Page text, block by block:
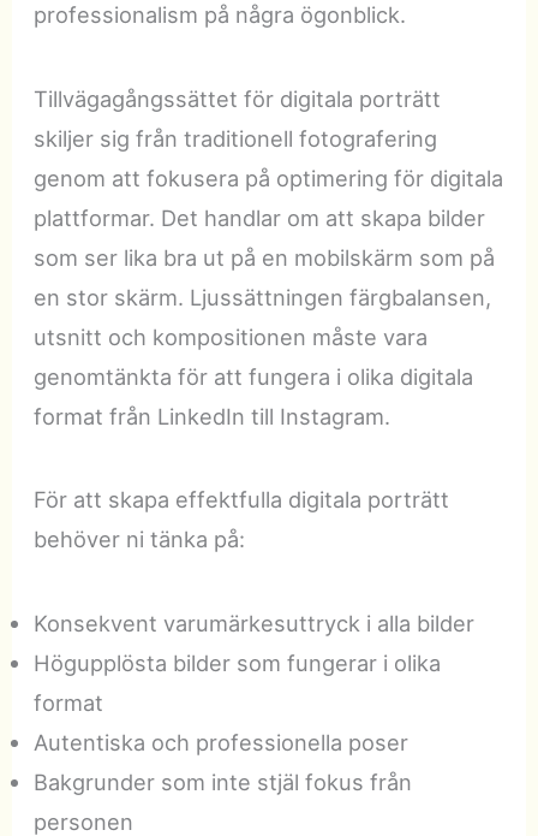
professionalism på några ögonblick.
Tillvägagångssättet för digitala porträtt
skiljer sig från traditionell fotografering
genom att fokusera på optimering för digitala
plattformar. Det handlar om att skapa bilder
som ser lika bra ut på en mobilskärm som på
en stor skärm. Ljussättningen färgbalansen,
utsnitt och kompositionen måste vara
genomtänkta för att fungera i olika digitala
format från LinkedIn till Instagram.
För att skapa effektfulla digitala porträtt
behöver ni tänka på:
Konsekvent varumärkesuttryck i alla bilder
Högupplösta bilder som fungerar i olika
format
Autentiska och professionella poser
Bakgrunder som inte stjäl fokus från
personen